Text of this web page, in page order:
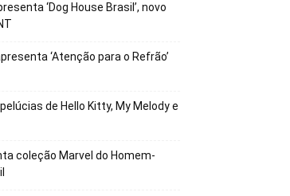
‘Dog House Brasil’, novo
‘Atenção para o Refrão’
de Hello Kitty, My Melody e
coleção Marvel do Homem-